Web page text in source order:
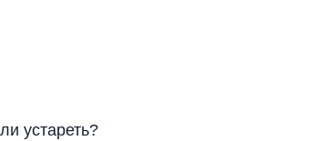
устареть?